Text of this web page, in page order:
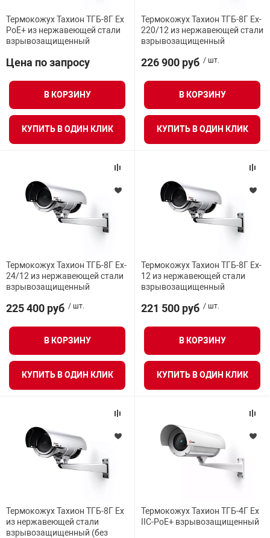
решения
безопасность
установки
управления
и аналитики
объектов
и экипировка
Средства
Узлы
Установки
Шкафы
Щиты
Табло
Термокожух Тахион ТГБ-8Г Ex
PoE+ из нержавеющей стали
взрывозащищенный
Цена по запросу
В КОРЗИНУ
КУПИТЬ В ОДИН КЛИК
Термокожух Тахион ТГБ-8Г Ex-
220/12 из нержавеющей стали
взрывозащищенный
226 900 руб / шт.
В КОРЗИНУ
КУПИТЬ В ОДИН КЛИК
Термокожух Тахион ТГБ-8Г Ex-
24/12 из нержавеющей стали
взрывозащищенный
225 400 руб / шт.
В КОРЗИНУ
КУПИТЬ В ОДИН КЛИК
Термокожух Тахион ТГБ-8Г Ex-
12 из нержавеющей стали
взрывозащищенный
221 500 руб / шт.
В КОРЗИНУ
КУПИТЬ В ОДИН КЛИК
Термокожух Тахион ТГБ-8Г Ex
из нержавеющей стали
взрывозащищенный (без
Термокожух Тахион ТГБ-4Г Ex
IIC-PoE+ взрывозащищенный